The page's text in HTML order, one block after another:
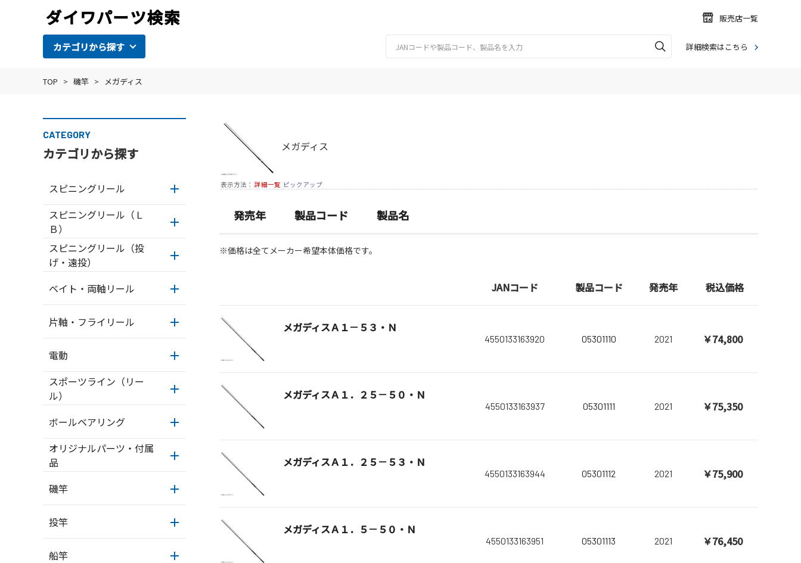
販売店一覧
カテゴリから探す 詳細検索はこちら
TOP > 磯竿 > メガディス
CATEGORY
カテゴリから探す
スピニングリール
スピニングリール（Ｌ
Ｂ）
スピニングリール（投
げ・遠投）
ベイト・両軸リール
片軸・フライリール
電動
スポーツライン（リー
ル）
ボールベアリング
オリジナルパーツ・付属
品
磯竿
投竿
船竿
メガディス
表示方法： 詳細一覧 ピックアップ
発売年 製品コード 製品名
※価格は全てメーカー希望本体価格です。
JANコード 製品コード 発売年 税込価格
メガディスＡ１－５３・Ｎ
4550133163920 05301110 2021 ￥74,800
メガディスＡ１．２５－５０・Ｎ
4550133163937 05301111 2021 ￥75,350
メガディスＡ１．２５－５３・Ｎ
4550133163944 05301112 2021 ￥75,900
メガディスＡ１．５－５０・Ｎ
4550133163951 05301113 2021 ￥76,450